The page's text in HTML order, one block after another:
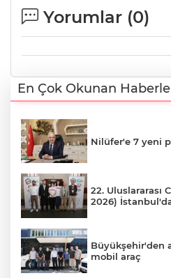
Yorumlar (0)
En Çok Okunan
Nilüfer'e 7 yeni
22. Uluslararası
2026)
Büyükşehir'den
mobil araç